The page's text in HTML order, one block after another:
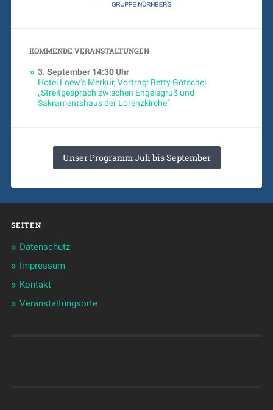
KOMMENDE VERANSTALTUNGEN
3. September14:30 Uhr
Hotel Loew’s Merkur, Vortrag: Betty Götschel
„Streitgespräch zwischen Engelsgruß und
Sakramentshaus der Lorenzkirche“
Unser Programm Juli bis September
SEITEN
Datenschutz
Impressum
Kontakt
Veranstaltungsorte